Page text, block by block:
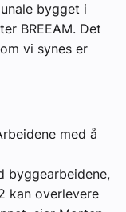
bygget i
BREEAM. Det
vi synes er
med å
byggearbeidene,
kan overlevere